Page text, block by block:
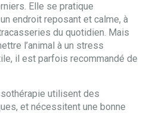
Elle se pratique
endroit reposant et calme, à
du quotidien. Mais
l’animal à un stress
il est parfois recommandé de
utilisent des
et nécessitent une bonne